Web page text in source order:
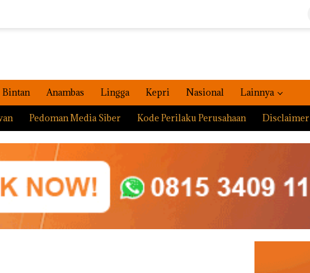
Bintan Anambas Lingga Kepri Nasional Lainnya
Pedoman Media Siber Kode Perilaku Perusahaan Disclaimer